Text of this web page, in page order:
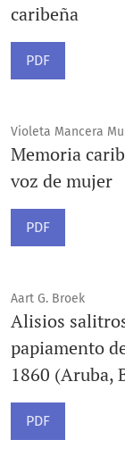
caribeña
PDF
Violeta Mancera
Memoria
voz de mujer
PDF
Aart G. Broek
Alisios
papiamento
1860 (Aruba,
PDF